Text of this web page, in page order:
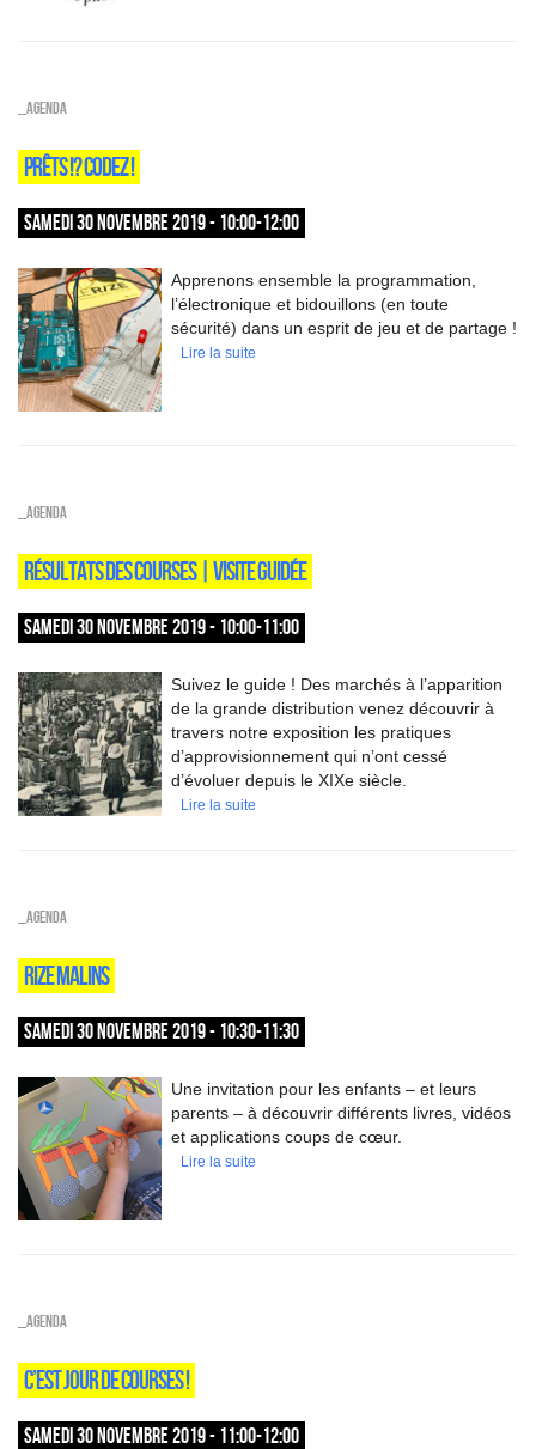
_Agenda
PRÊTS !? CODEZ !
SAMEDI 30 NOVEMBRE 2019 - 10:00-12:00
Apprenons ensemble la programmation,
l’électronique et bidouillons (en toute
sécurité) dans un esprit de jeu et de partage !
Lire la suite
_Agenda
RÉSULTATS DES COURSES | VISITE GUIDÉE
SAMEDI 30 NOVEMBRE 2019 - 10:00-11:00
Suivez le guide ! Des marchés à l’apparition
de la grande distribution venez découvrir à
travers notre exposition les pratiques
d’approvisionnement qui n’ont cessé
d’évoluer depuis le XIXe siècle.
Lire la suite
_Agenda
RIZE MALINS
SAMEDI 30 NOVEMBRE 2019 - 10:30-11:30
Une invitation pour les enfants – et leurs
parents – à découvrir différents livres, vidéos
et applications coups de cœur.
Lire la suite
_Agenda
C’EST JOUR DE COURSES !
SAMEDI 30 NOVEMBRE 2019 - 11:00-12:00